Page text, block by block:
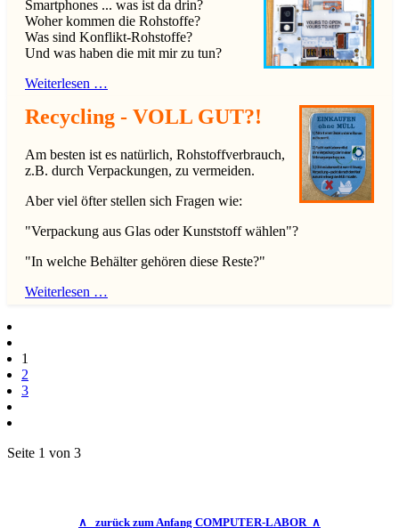
Smartphones ... was ist da drin?
Woher kommen die Rohstoffe?
Was sind Konflikt-Rohstoffe?
Und was haben die mit mir zu tun?
Weiterlesen …
Recycling - VOLL GUT?!
Am besten ist es natürlich, Rohstoffverbrauch,
z.B. durch Verpackungen, zu vermeiden.
Aber viel öfter stellen sich Fragen wie:
"Verpackung aus Glas oder Kunststoff wählen"?
"In welche Behälter gehören diese Reste?"
Weiterlesen …
1
2
3
Seite 1 von 3
∧ zurück zum Anfang COMPUTER-LABOR ∧